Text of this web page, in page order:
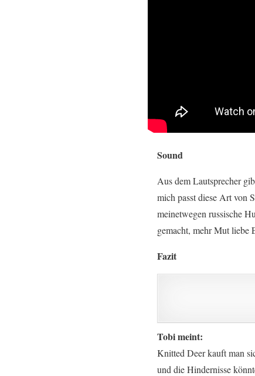
Sound
Aus dem Lautsprecher
mich passt diese Art von
meinetwegen russische
gemacht, mehr Mut liebe
Fazit
Tobi meint:
Knitted Deer kauft man
und die Hindernisse